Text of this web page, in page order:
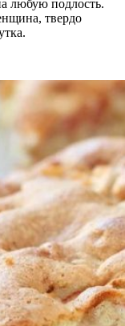
любую подлость.
твердо